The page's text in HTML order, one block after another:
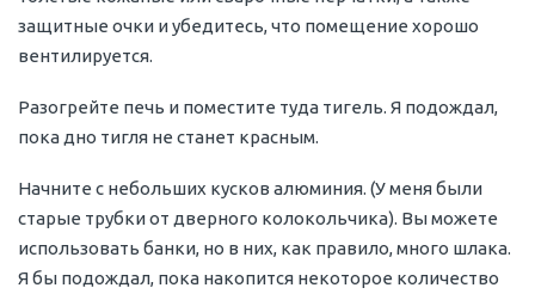
защитные очки и убедитесь, что помещение хорошо
вентилируется.
Разогрейте печь и поместите туда тигель. Я подождал,
пока дно тигля не станет красным.
Начните с небольших кусков алюминия. (У меня были
старые трубки от дверного колокольчика). Вы можете
использовать банки, но в них, как правило, много шлака.
Я бы подождал, пока накопится некоторое количество